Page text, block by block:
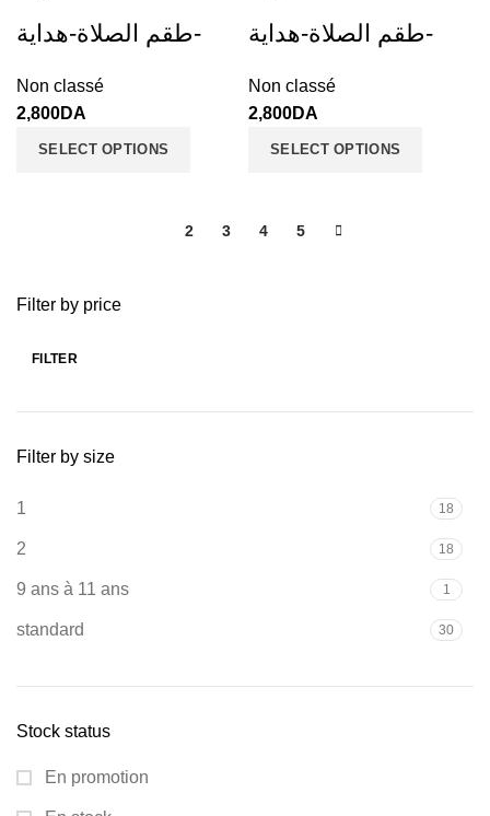
Filter by price
FILTER
Filter by size
1 18
2 18
9 ans à 11 ans 1
standard 30
Stock status
En promotion
طقم الصلاة-هداية-
Non classé
2,800DA
SELECT OPTIONS
طقم الصلاة-هداية-
Non classé
2,800DA
SELECT OPTIONS
2 3 4 5